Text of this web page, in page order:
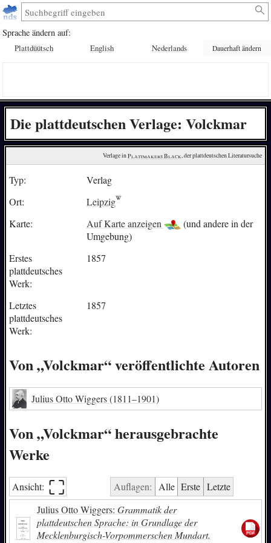
Sprache ändern auf:
Plattdüütsch English Nederlands Dauerhaft ändern
Die plattdeutschen Verlage: Volckmar
Verlage in Plattmakers Black, der plattdeutschen Literatursuche
Typ:
Verlag
Ort:
Leipzig
Karte:
Auf Karte anzeigen
(und andere in der
Umgebung)
Erstes
plattdeutsches
Werk:
1857
Letztes
plattdeutsches
Werk:
1857
Von „Volckmar“ veröffentlichte Autoren
Julius Otto Wiggers(1811–1901)
Von „Volckmar“ herausgebrachte
Werke
Ansicht: ⛶︎ Auflagen: Alle Erste Letzte
Julius Otto Wiggers: Grammatik der
plattdeutschen Sprache: in Grundlage der
Mecklenburgisch-Vorpommerschen Mundart.